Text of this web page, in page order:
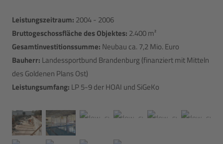
Leistungszeitraum: 2004 - 2006
Bruttogeschossfläche des Objektes: 2.400 m²
Gesamtinvestitionssumme: Neubau ca. 7,2 Mio. Euro
Bauherr: Landessportbund Brandenburg (finanziert mit Mitteln
des Goldenen Plans Ost)
Leistungsumfang: LP 5-9 der HOAI und SiGeKo